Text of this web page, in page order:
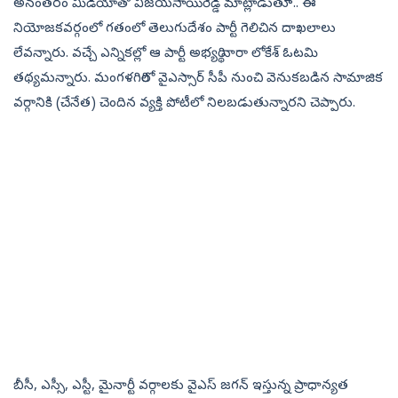
అనంతరం మీడియాతో విజయసాయిరెడ్డి మాట్లాడుతూ.. ఈ
నియోజకవర్గంలో గతంలో తెలుగుదేశం పార్టీ గెలిచిన దాఖలాలు
లేవన్నారు. వచ్చే ఎన్నికల్లో ఆ పార్టీ అభ్యర్థి నారా లోకేశ్‌ ఓటమి
తథ్యమన్నారు. మంగళగిరిలో వైఎస్సార్‌ సీపీ నుంచి వెనుకబడిన సామాజిక
వర్గానికి (చేనేత) చెందిన వ్యక్తి పోటీలో నిలబడుతున్నారని చెప్పారు.
బీసీ, ఎస్సీ, ఎస్టీ, మైనార్టీ వర్గాలకు వైఎస్‌ జగన్‌ ఇస్తున్న ప్రాధాన్యత